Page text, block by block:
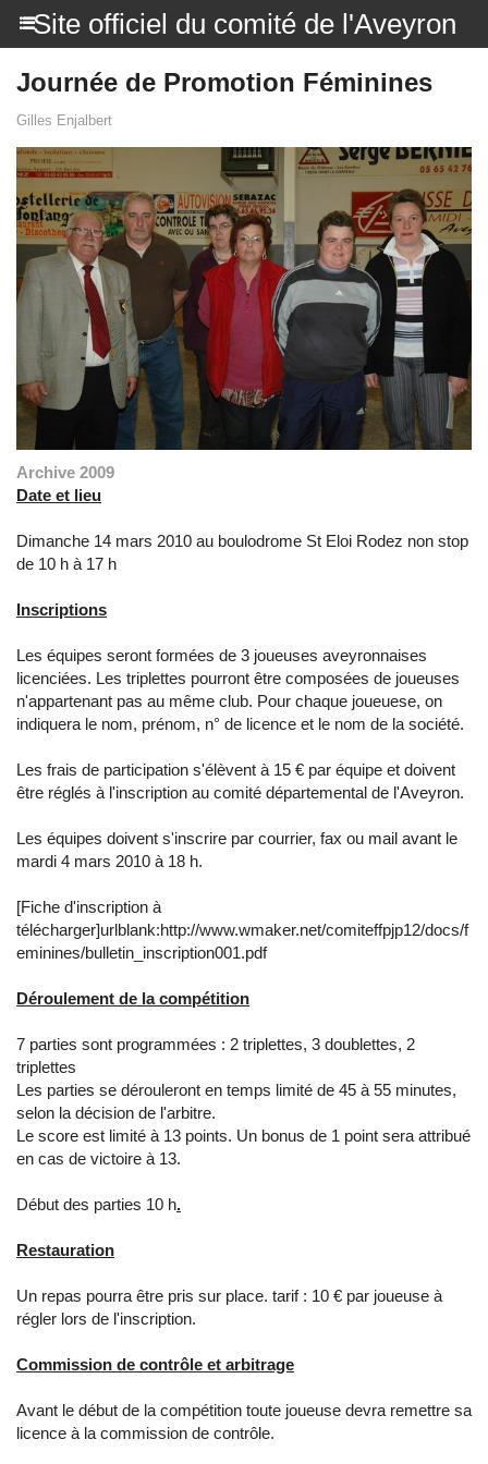
Site officiel du comité de l'Aveyron
Journée de Promotion Féminines
Gilles Enjalbert
Archive 2009
Date et lieu
Dimanche 14 mars 2010 au boulodrome St Eloi Rodez non stop
de 10 h à 17 h
Inscriptions
Les équipes seront formées de 3 joueuses aveyronnaises
licenciées. Les triplettes pourront être composées de joueuses
n'appartenant pas au même club. Pour chaque joueuese, on
indiquera le nom, prénom, n° de licence et le nom de la société.
Les frais de participation s'élèvent à 15 € par équipe et doivent
être réglés à l'inscription au comité départemental de l'Aveyron.
Les équipes doivent s'inscrire par courrier, fax ou mail avant le
mardi 4 mars 2010 à 18 h.
[Fiche d'inscription à
télécharger]urlblank:http://www.wmaker.net/comiteffpjp12/docs/f
eminines/bulletin_inscription001.pdf
Déroulement de la compétition
7 parties sont programmées : 2 triplettes, 3 doublettes, 2
triplettes
Les parties se dérouleront en temps limité de 45 à 55 minutes,
selon la décision de l'arbitre.
Le score est limité à 13 points. Un bonus de 1 point sera attribué
en cas de victoire à 13.
Début des parties 10 h.
Restauration
Un repas pourra être pris sur place. tarif : 10 € par joueuse à
régler lors de l'inscription.
Commission de contrôle et arbitrage
Avant le début de la compétition toute joueuse devra remettre sa
licence à la commission de contrôle.